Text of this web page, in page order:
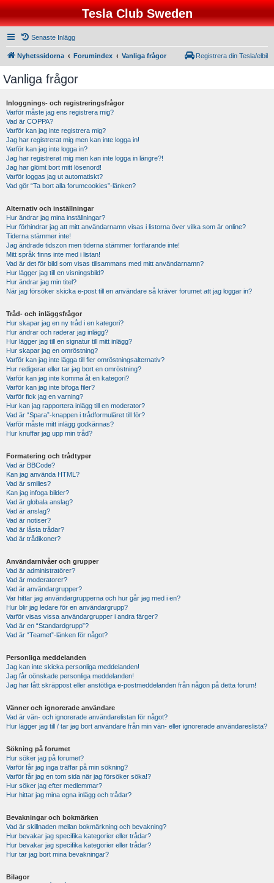
Tesla Club Sweden
Senaste Inlägg
Nyhetssidorna Forumindex Vanliga frågor Registrera din Tesla/elbil
Vanliga frågor
Inloggnings- och registreringsfrågor
Varför måste jag ens registrera mig?
Vad är COPPA?
Varför kan jag inte registrera mig?
Jag har registrerat mig men kan inte logga in!
Varför kan jag inte logga in?
Jag har registrerat mig men kan inte logga in längre?!
Jag har glömt bort mitt lösenord!
Varför loggas jag ut automatiskt?
Vad gör “Ta bort alla forumcookies”-länken?
Alternativ och inställningar
Hur ändrar jag mina inställningar?
Hur förhindrar jag att mitt användarnamn visas i listorna över vilka som är online?
Tiderna stämmer inte!
Jag ändrade tidszon men tiderna stämmer fortfarande inte!
Mitt språk finns inte med i listan!
Vad är det för bild som visas tillsammans med mitt användarnamn?
Hur lägger jag till en visningsbild?
Hur ändrar jag min titel?
När jag försöker skicka e-post till en användare så kräver forumet att jag loggar in?
Tråd- och inläggsfrågor
Hur skapar jag en ny tråd i en kategori?
Hur ändrar och raderar jag inlägg?
Hur lägger jag till en signatur till mitt inlägg?
Hur skapar jag en omröstning?
Varför kan jag inte lägga till fler omröstningsalternativ?
Hur redigerar eller tar jag bort en omröstning?
Varför kan jag inte komma åt en kategori?
Varför kan jag inte bifoga filer?
Varför fick jag en varning?
Hur kan jag rapportera inlägg till en moderator?
Vad är “Spara”-knappen i trådformuläret till för?
Varför måste mitt inlägg godkännas?
Hur knuffar jag upp min tråd?
Formatering och trådtyper
Vad är BBCode?
Kan jag använda HTML?
Vad är smilies?
Kan jag infoga bilder?
Vad är globala anslag?
Vad är anslag?
Vad är notiser?
Vad är låsta trådar?
Vad är trådikoner?
Användarnivåer och grupper
Vad är administratörer?
Vad är moderatorer?
Vad är användargrupper?
Var hittar jag användargrupperna och hur går jag med i en?
Hur blir jag ledare för en användargrupp?
Varför visas vissa användargrupper i andra färger?
Vad är en “Standardgrupp”?
Vad är “Teamet”-länken för något?
Personliga meddelanden
Jag kan inte skicka personliga meddelanden!
Jag får oönskade personliga meddelanden!
Jag har fått skräppost eller anstötliga e-postmeddelanden från någon på detta forum!
Vänner och ignorerade användare
Vad är vän- och ignorerade användarelistan för något?
Hur lägger jag till / tar jag bort användare från min vän- eller ignorerade användareslista?
Sökning på forumet
Hur söker jag på forumet?
Varför får jag inga träffar på min sökning?
Varför får jag en tom sida när jag försöker söka!?
Hur söker jag efter medlemmar?
Hur hittar jag mina egna inlägg och trådar?
Bevakningar och bokmärken
Vad är skillnaden mellan bokmärkning och bevakning?
Hur bevakar jag specifika kategorier eller trådar?
Hur bevakar jag specifika kategorier eller trådar?
Hur tar jag bort mina bevakningar?
Bilagor